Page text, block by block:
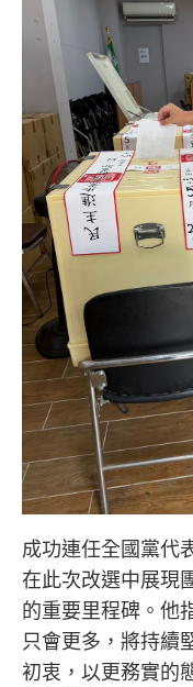
成功連任全國黨代
在此次改選中展現
的重要里程碑。他
只會更多，將持續
初衷，以更務實的